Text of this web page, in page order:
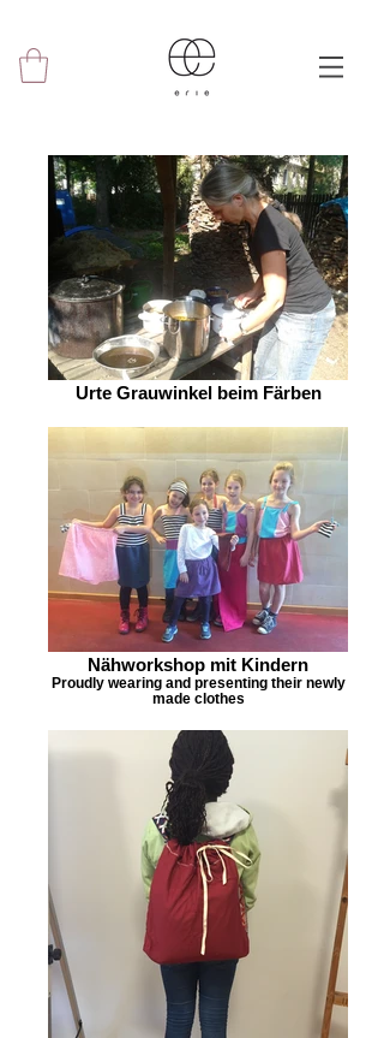
Urte Grauwinkel beim Färben
Nähworkshop mit Kindern
Proudly wearing and presenting their newly
made clothes